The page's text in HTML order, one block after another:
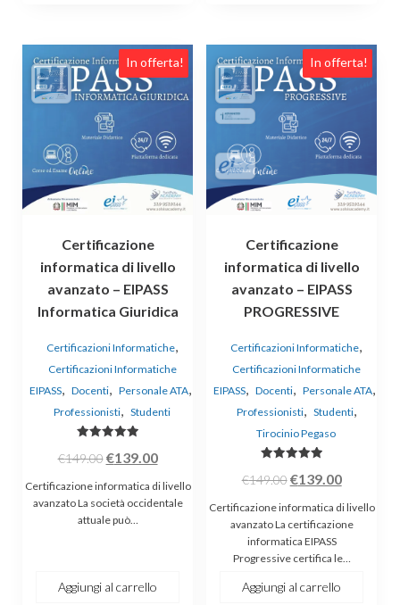
In offerta!
Certificazione
informatica di livello
avanzato – EIPASS
Informatica Giuridica
Certificazioni Informatiche,
Certificazioni Informatiche
EIPASS, Docenti, Personale ATA,
Professionisti, Studenti
5.00
€149.00 Il
prezzo
originale
era:
€139.00Il
prezzo
attuale
Certificazione informatica di livello
avanzato La società occidentale
attuale può…
Aggiungi al carrello
In offerta!
Certificazione
informatica di livello
avanzato – EIPASS
PROGRESSIVE
Certificazioni Informatiche,
Certificazioni Informatiche
EIPASS, Docenti, Personale ATA,
Professionisti, Studenti,
Tirocinio Pegaso
5.00
€149.00Il
prezzo
originale
era:
€149.00.
€139.00Il
prezzo
attuale
€139.00.
Certificazione informatica di livello
avanzato La certificazione
informatica EIPASS
Progressive certifica le…
Aggiungi al carrello